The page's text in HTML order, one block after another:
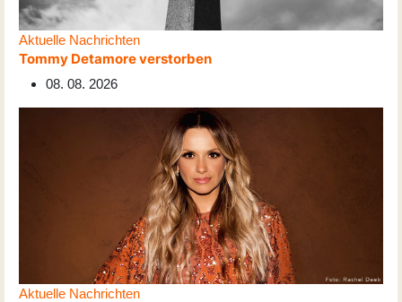
Aktuelle Nachrichten
Tommy Detamore verstorben
08. 08. 2026
Aktuelle Nachrichten